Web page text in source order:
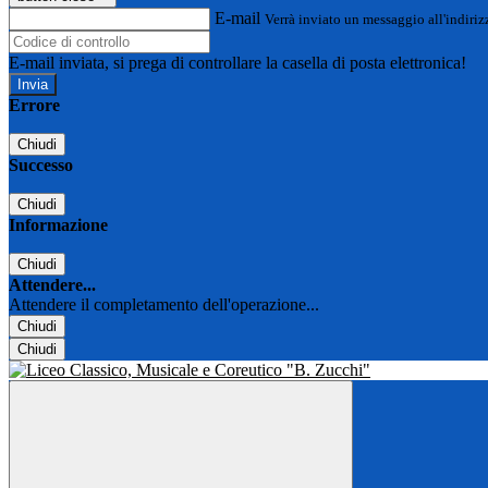
E-mail Verrà inviato un messaggio
E-mail inviata, si prega di controllare la casella di posta elettronica!
Errore
Chiudi
Successo
Chiudi
Informazione
Chiudi
Attendere...
Attendere il completamento dell'operazione...
Chiudi
Chiudi